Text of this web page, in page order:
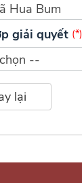
Hua Bum
giải quyết (*)
--
lại